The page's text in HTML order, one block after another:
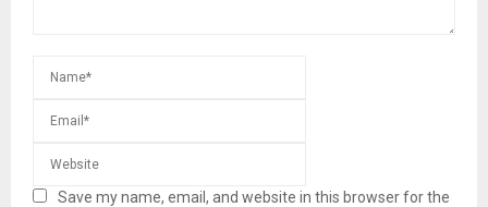
Save my name, email, and website in this browser for the